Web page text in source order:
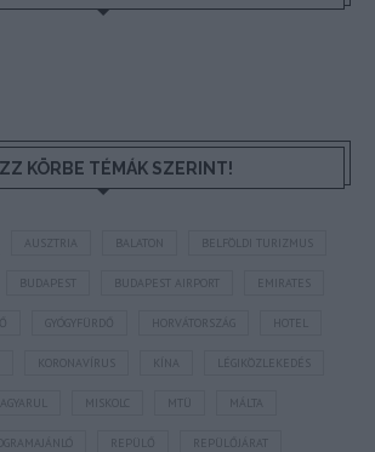
KÖRBE TÉMÁK SZERINT!
AUSZTRIA BALATON BELFÖLDI TURIZMUS
BUDAPEST BUDAPEST AIRPORT EMIRATES
HORVÁTORSZÁG HOTEL
MTÜ MÁLTA
REPÜLŐJÁRAT